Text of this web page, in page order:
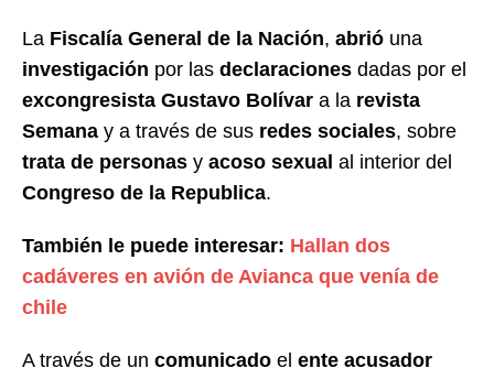
La Fiscalía General de la Nación, abrió una
investigación por las declaraciones dadas por el
excongresista Gustavo Bolívar a la revista
Semana y a través de sus redes sociales, sobre
trata de personas y acoso sexual al interior del
Congreso de la Republica.
También le puede interesar: Hallan dos
cadáveres en avión de Avianca que venía de
chile
A través de un comunicado el ente acusador